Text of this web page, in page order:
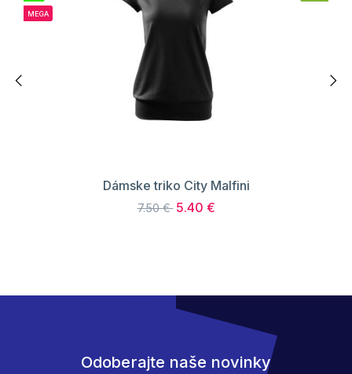
MEGA
Dámske triko City Malfini
7.50 € 5.40 €
Odoberajte naše novinky